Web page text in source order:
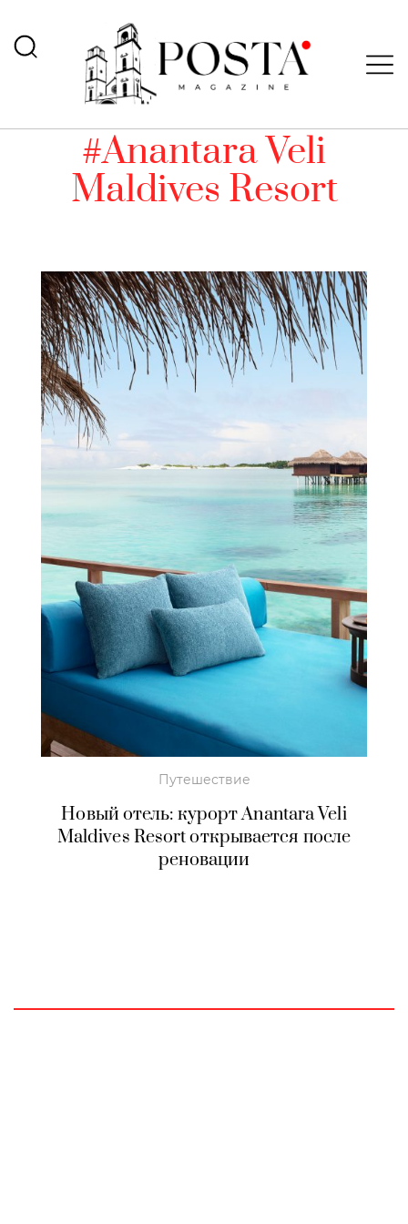
#Anantara Veli
Maldives Resort
Путешествие
Новый отель: курорт Anantara Veli
Maldives Resort открывается после
реновации